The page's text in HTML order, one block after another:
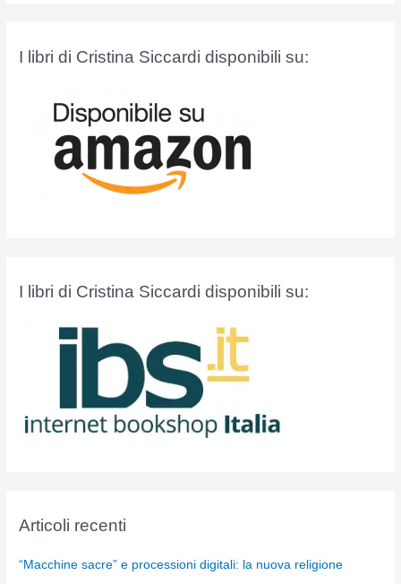
I libri di Cristina Siccardi disponibili su:
I libri di Cristina Siccardi disponibili su:
Articoli recenti
“Macchine sacre” e processioni digitali: la nuova religione